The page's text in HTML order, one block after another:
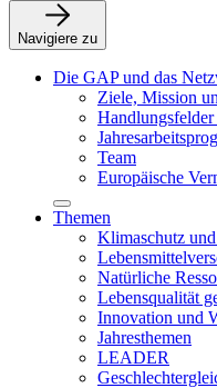
Navigiere zu
Die GAP und das
Ziele, Mission
Team
Europäische
Themen
Klimaschutz
Natürliche
Lebensqualität
Innovation und
Jahresthemen
LEADER